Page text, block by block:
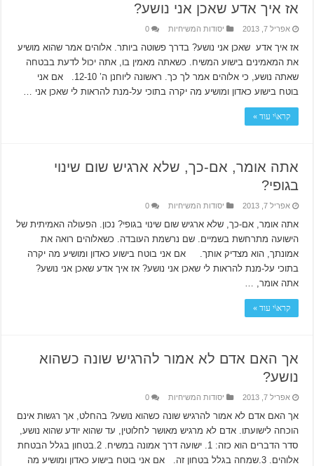
אז איך אדע שאכן אני נושע?
אפריל 7, 2013 יסודות המשיחיות 0
אז איך אדע שאכן אני נושע? בדרך פשוטה ביותר. אלוהים אמר שהוא מושיע
את המאמינים בישוע המשיח. כשאתה מאמין בו, אתה יכול לדעת בבטחה
שאתה נושע, כי אלוהים אמר לך כך. ראשונה ליוחנן ה’ 12-10. אם אני
בוטח בישוע כאדון ומושיע מה יקרה בתוכי על-מנת להראות לי שאכן אני …
קרא\י עוד »
אתה אומר, אם-כך, שלא ארגיש שום שינוי
בגופי?
אפריל 7, 2013 יסודות המשיחיות 0
אתה אומר, אם-כך, שלא ארגיש שום שינוי בגופי? נכון. הפעולה האמיתית של
הישועה מתרחשת בשמיים. שם נרשמת העובדה. כשאלוהים רואה את
אמונתך, הוא מצדיק אותך. אם אני בוטח בישוע כאדון ומושיע מה יקרה
בתוכי על-מנת להראות לי שאכן אני נושע? אז איך אדע שאכן אני נושע?
אתה אומר, …
קרא\י עוד »
אך האם אדם לא אמור להרגיש שונה כשהוא
נושע?
אפריל 7, 2013 יסודות המשיחיות 0
אך האם אדם לא אמור להרגיש שונה כשהוא נושע? בהחלט, אך רגשות אינם
הוכחה לישועתו. אדם לא מרגיש מאושר לחלוטין, עד שהוא יודע שהוא נושע,
סדר הדברים הוא כזה: 1. ישועה דרך אמונה במשיח. 2.בטחון בגלל הבטחת
אלוהים. 3.שמחה בגלל בטחון זה. אם אני בוטח בישוע כאדון ומושיע מה